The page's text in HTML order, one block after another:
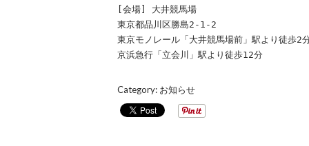
[会場] 大井競馬場
東京都品川区勝島2-1-2
東京モノレール「大井競馬場前」駅より徒歩2
京浜急行「立会川」駅より徒歩12分
Category: お知らせ